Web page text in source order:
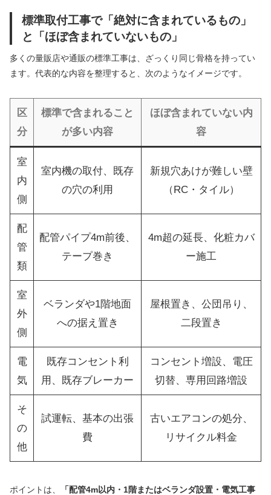
標準取付工事で「絶対に含まれているもの」
と「ほぼ含まれていないもの」
多くの量販店や通販の標準工事は、ざっくり同じ骨格を持ってい
ます。代表的な内容を整理すると、次のようなイメージです。
区
分
標準で含まれること
が多い内容
ほぼ含まれていない内
容
室
内
側
室内機の取付、既存
の穴の利用
新規穴あけが難しい壁
（RC・タイル）
配
管
類
配管パイプ4m前後、
テープ巻き
4m超の延長、化粧カバ
ー施工
室
外
側
ベランダや1階地面
への据え置き
屋根置き、公団吊り、
二段置き
電
気
既存コンセント利
用、既存ブレーカー
コンセント増設、電圧
切替、専用回路増設
そ
の
他
試運転、基本の出張
費
古いエアコンの処分、
リサイクル料金
ポイントは、
「配管4m以内・1階またはベランダ設置・電気工事